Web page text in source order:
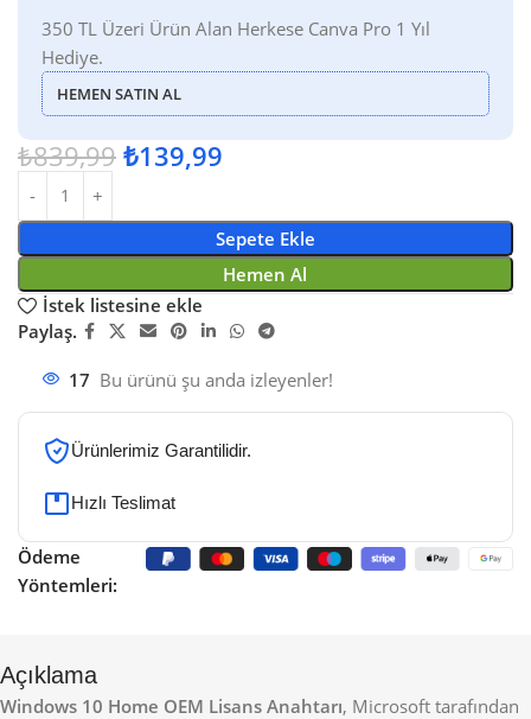
350 TL Üzeri Ürün Alan Herkese Canva Pro 1 Yıl
Hediye.
HEMEN SATIN AL
₺839,99 ₺139,99
Sepete Ekle
Hemen Al
İstek listesine ekle
Paylaş.
17 Bu ürünü şu anda izleyenler!
Ürünlerimiz Garantilidir.
Hızlı Teslimat
Ödeme
Yöntemleri:
Açıklama
Windows 10 Home OEM Lisans Anahtarı, Microsoft tarafından